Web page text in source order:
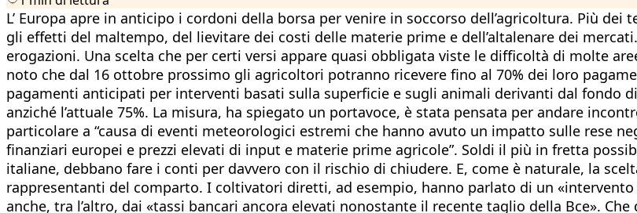
L’ Europa apre in anticipo i cordoni della borsa per venire in soccorso dell’agricoltura. Più
gli effetti del maltempo, del lievitare dei costi delle materie prime e dell’altalenare dei
erogazioni. Una scelta che per certi versi appare quasi obbligata viste le difficoltà di molte
noto che dal 16 ottobre prossimo gli agricoltori potranno ricevere fino al 70% dei loro
pagamenti anticipati per interventi basati sulla superficie e sugli animali derivanti dal fondo
anziché l’attuale 75%. La misura, ha spiegato un portavoce, è stata pensata per andare
particolare a “causa di eventi meteorologici estremi che hanno avuto un impatto sulle rese
finanziari europei e prezzi elevati di input e materie prime agricole”. Soldi il più in fretta
italiane, debbano fare i conti per davvero con il rischio di chiudere. E, come è naturale, la
rappresentanti del comparto. I coltivatori diretti, ad esempio, hanno parlato di un
anche, tra l’altro, dai «tassi bancari ancora elevati nonostante il recente taglio della Bce».